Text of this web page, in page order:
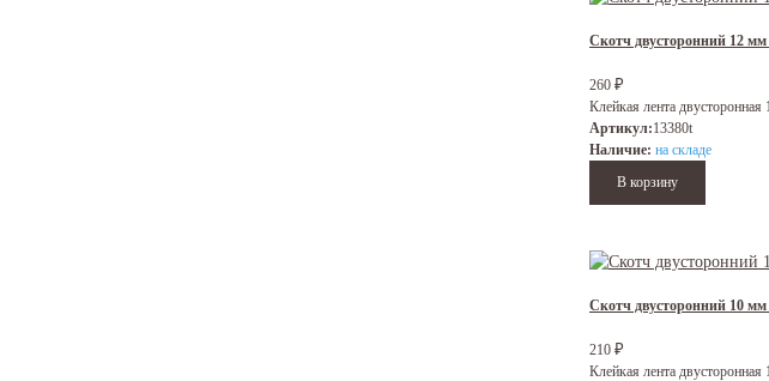
Скотч двусторонний 12
260 ₽
Клейкая лента
Артикул:13380t
Наличие: на складе
Скотч двусторонний 10
210 ₽
Клейкая лента